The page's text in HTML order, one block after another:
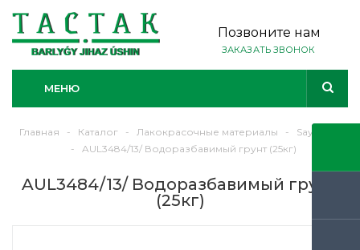
Позвоните нам
ЗАКАЗАТЬ ЗВОНОК
МЕНЮ
Главная - Каталог - Лакокрасочные материалы -
Sayerlack
-
AUL3484/13/ Водоразбавимый грунт (25кг)
AUL3484/13/ Водоразбавимый грунт
(25кг)